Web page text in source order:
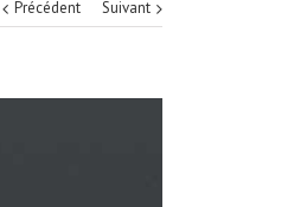
Précédent Suivant